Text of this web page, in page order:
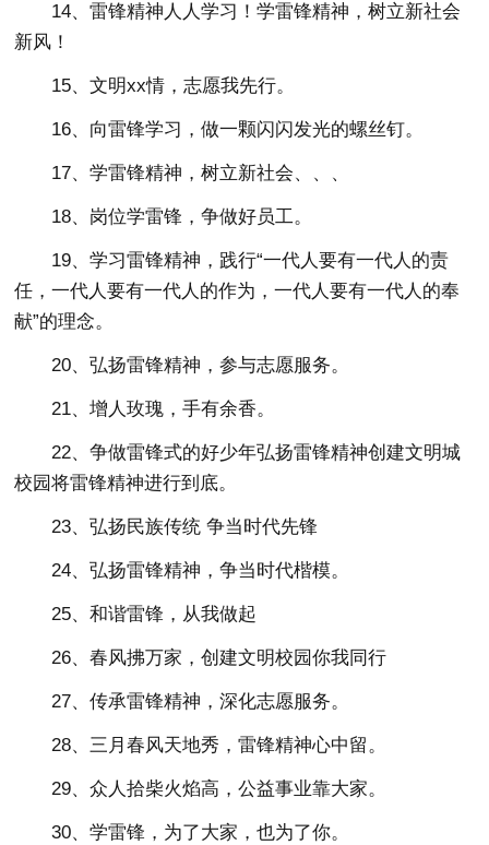
14、雷锋精神人人学习！学雷锋精神，树立新社会
新风！
15、文明xx情，志愿我先行。
16、向雷锋学习，做一颗闪闪发光的螺丝钉。
17、学雷锋精神，树立新社会、、、
18、岗位学雷锋，争做好员工。
19、学习雷锋精神，践行“一代人要有一代人的责
任，一代人要有一代人的作为，一代人要有一代人的奉
献”的理念。
20、弘扬雷锋精神，参与志愿服务。
21、增人玫瑰，手有余香。
22、争做雷锋式的好少年弘扬雷锋精神创建文明城
校园将雷锋精神进行到底。
23、弘扬民族传统 争当时代先锋
24、弘扬雷锋精神，争当时代楷模。
25、和谐雷锋，从我做起
26、春风拂万家，创建文明校园你我同行
27、传承雷锋精神，深化志愿服务。
28、三月春风天地秀，雷锋精神心中留。
29、众人拾柴火焰高，公益事业靠大家。
30、学雷锋，为了大家，也为了你。